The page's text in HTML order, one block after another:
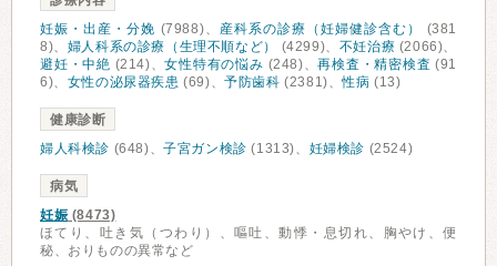
妊娠・出産・分娩 (7988)、 産科系の診療（妊婦健診含む）
(381
8)、 婦人科系の診療（生理不順など） (4299)、 不妊治療 (2066)、
避妊・中絶 (214)、女性特有の悩み (248)、再検査・精密検査 (91
6)、 女性の泌尿器疾患 (69)、予防歯科 (2381)、性病 (13)
健康診断
婦人科検診 (648)、子宮ガン検診 (1313)、 妊婦検診 (2524)
病気
妊娠 (8473)
ほてり、吐き気（つわり）、嘔吐、動悸・息切れ、胸やけ、便
秘、おりものの異常など